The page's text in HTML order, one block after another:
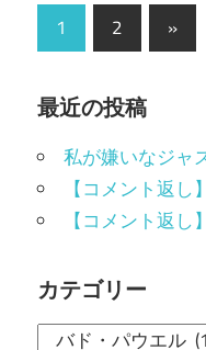
投
稿
の
ペ
ー
ジ
送
り
1 2
次
の
»
最近の投稿
私が嫌いなジャ
【コメント返
【コメント返し
カテゴリー